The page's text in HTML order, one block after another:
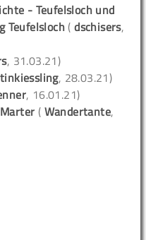
- Teufelsloch und
Teufelsloch (dschisers,
, 31.03.21)
, 28.03.21)
, 16.01.21)
( Wandertante,